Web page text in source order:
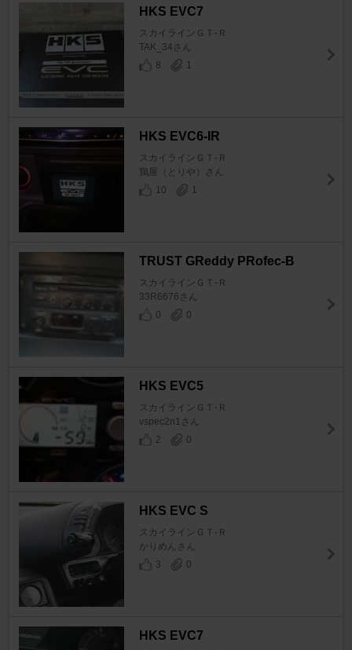
HKS EVC7
スカイラインＧＴ‐Ｒ
TAK_34さん
8
1
HKS EVC6-IR
スカイラインＧＴ‐Ｒ
鶏屋（とりや）さん
10
1
TRUST GReddy PRofec-B
スカイラインＧＴ‐Ｒ
33R6676さん
0
0
HKS EVC5
スカイラインＧＴ‐Ｒ
vspec2n1さん
2
0
HKS EVC S
スカイラインＧＴ‐Ｒ
かりめんさん
3
0
HKS EVC7